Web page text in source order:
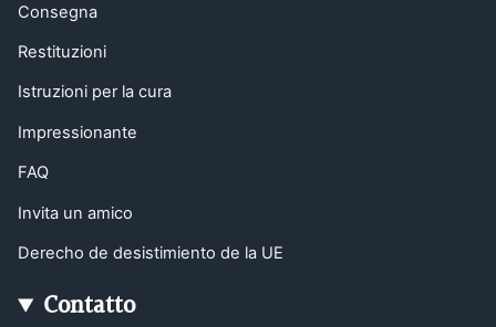
Consegna
Restituzioni
Istruzioni per la cura
Impressionante
FAQ
Invita un amico
Derecho de desistimiento de la UE
Contatto